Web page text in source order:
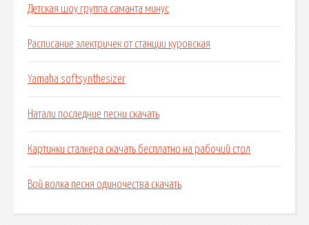
Детская шоу группа саманта минус
Расписание электричек от станции куровская
Yamaha softsynthesizer
Натали последние песни скачать
Картинки сталкера скачать бесплатно на рабочий стол
Вой волка песня одиночества скачать